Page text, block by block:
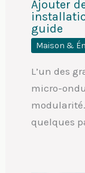
Ajouter
guide
Maison &
L’un des
micro-
quelques